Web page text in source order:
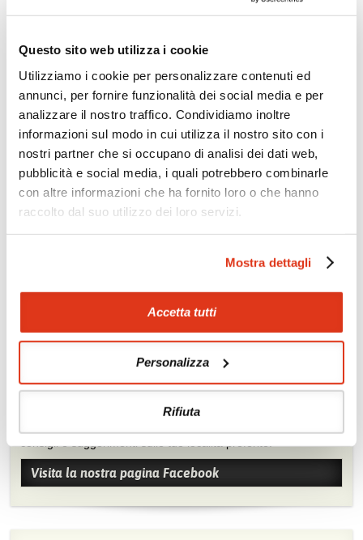
Questo sito web utilizza i cookie
Utilizziamo i cookie per personalizzare contenuti ed
annunci, per fornire funzionalità dei social media e per
analizzare il nostro traffico. Condividiamo inoltre
informazioni sul modo in cui utilizza il nostro sito con i
nostri partner che si occupano di analisi dei dati web,
pubblicità e social media, i quali potrebbero combinarle
con altre informazioni che ha fornito loro o che hanno
raccolto dal suo utilizzo dei loro servizi.
Mostra dettagli
Accetta tutti
Personalizza
Rifiuta
Scopri i prezzi »
Da non perdere in Indonesia
Tour culturali
Trekking
Itinerari naturalistici e
paesaggistici
Golf
Soggiorni balneari
Etnoturismo
Diving e snorkelling
Soggiorni benessere
Visita la nostra pagina Facebook